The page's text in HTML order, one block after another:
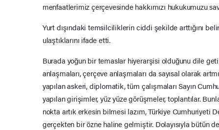
menfaatlerimiz çerçevesinde hakkımızı hukukumuzu
Yurt dışındaki temsilciliklerin ciddi şekilde arttığını
ulaştıklarını ifade etti.
Burada yoğun bir temaslar hiyerarşisi olduğunu dile
anlaşmaları, çerçeve anlaşmaları da sayısal olarak
yapılan askeri, diplomatik, tüm çalışmaları Sayın
yapılan girişimler, yüz yüze görüşmeler, toplantılar.
nokta artık erkesin bilmesi lazım, Türkiye Cumhuriyeti
gerçekten bir özne haline gelmiştir. Dolayısıyla bütün